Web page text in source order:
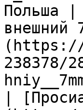
Польша |
внешний
(https://
238378/
|